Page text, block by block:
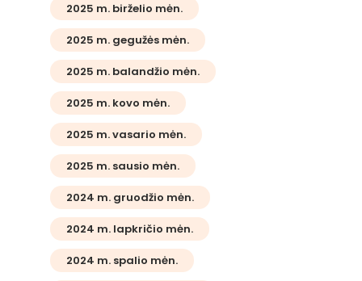
2025 m. birželio mėn.
2025 m. gegužės mėn.
2025 m. balandžio mėn.
2025 m. kovo mėn.
2025 m. vasario mėn.
2025 m. sausio mėn.
2024 m. gruodžio mėn.
2024 m. lapkričio mėn.
2024 m. spalio mėn.